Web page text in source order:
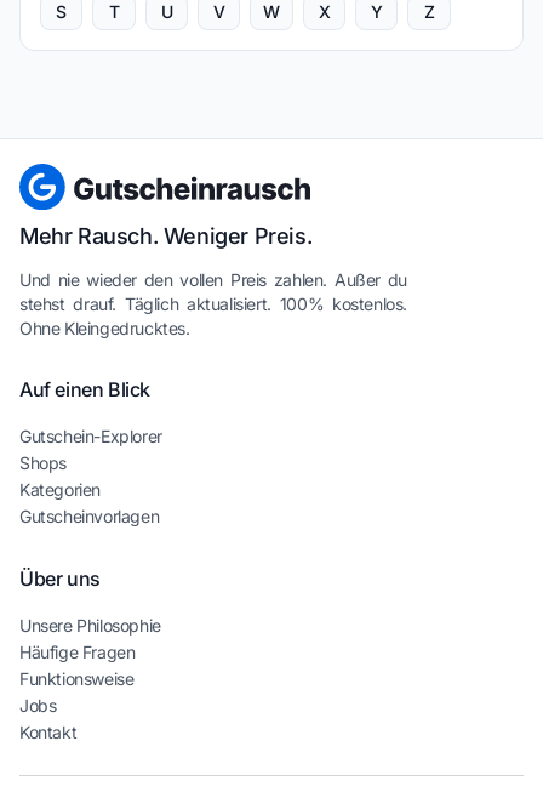
S T U V W X Y Z
Mehr Rausch. Weniger Preis.
Und nie wieder den vollen Preis zahlen. Außer du
stehst drauf. Täglich aktualisiert. 100% kostenlos.
Ohne Kleingedrucktes.
Auf einen Blick
Gutschein-Explorer
Shops
Kategorien
Gutscheinvorlagen
Über uns
Unsere Philosophie
Häufige Fragen
Funktionsweise
Jobs
Kontakt